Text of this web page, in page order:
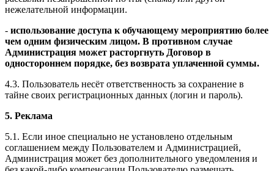
нежелательной информации.
- использование доступа к обучающему мероприятию более
чем одним физическим лицом. В противном случае
Администрация может расторгнуть Договор в
одностороннем порядке, без возврата уплаченной суммы.
4.3. Пользователь несёт ответственность за сохранение в
тайне своих регистрационных данных (логин и пароль).
5. Реклама
5.1. Если иное специально не установлено отдельным
соглашением между Пользователем и Администрацией,
Администрация может без дополнительного уведомления и